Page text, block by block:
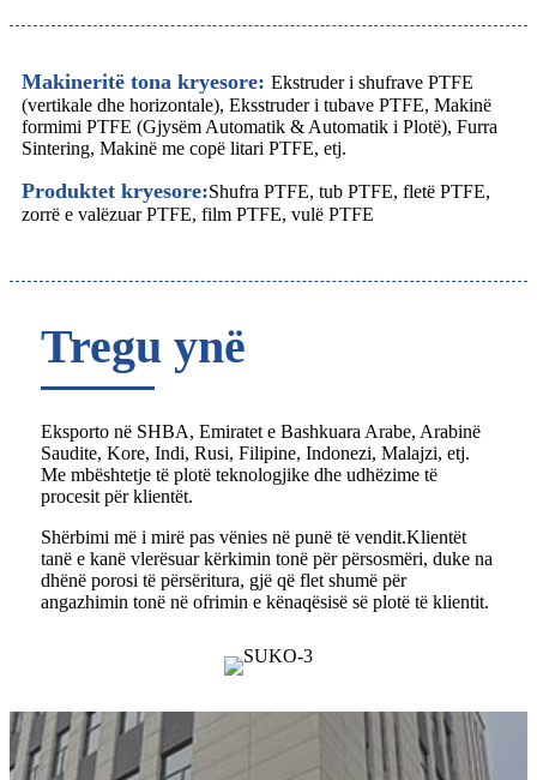
Makineritë tona kryesore: Ekstruder i shufrave PTFE
(vertikale dhe horizontale), Eksstruder i tubave PTFE, Makinë
formimi PTFE (Gjysëm Automatik & Automatik i Plotë), Furra
Sintering, Makinë me copë litari PTFE, etj.
Produktet kryesore:Shufra PTFE, tub PTFE, fletë PTFE,
zorrë e valëzuar PTFE, film PTFE, vulë PTFE
Tregu ynë
Eksporto në SHBA, Emiratet e Bashkuara Arabe, Arabinë
Saudite, Kore, Indi, Rusi, Filipine, Indonezi, Malajzi, etj.
Me mbështetje të plotë teknologjike dhe udhëzime të
procesit për klientët.
Shërbimi më i mirë pas vënies në punë të vendit.Klientët
tanë e kanë vlerësuar kërkimin tonë për përsosmëri, duke na
dhënë porosi të përsëritura, gjë që flet shumë për
angazhimin tonë në ofrimin e kënaqësisë së plotë të klientit.